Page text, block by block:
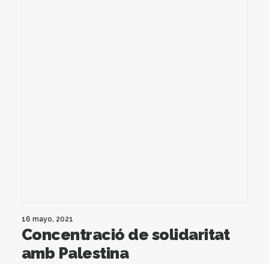
16 mayo, 2021
Concentració de solidaritat
amb Palestina